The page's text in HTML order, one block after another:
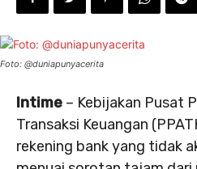
Foto: @duniapunyacerita
Intime – Kebijakan Pusat
Transaksi Keuangan
rekening bank yang tidak